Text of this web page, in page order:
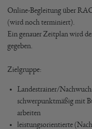
Online-Begleitung über
(wird noch terminiert).
Ein genauer Zeitplan wird
gegeben.
Zielgruppe:
Landestrainer/
schwerpunktmäßig mit
arbeiten
leistungsorientierte